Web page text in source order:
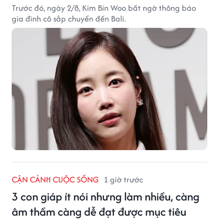
Trước đó, ngày 2/8, Kim Bin Woo bất ngờ thông báo
gia đình cô sắp chuyển đến Bali.
CẬN CẢNH CUỘC SỐNG 1 giờ trước
3 con giáp ít nói nhưng làm nhiều, càng
âm thầm càng dễ đạt được mục tiêu